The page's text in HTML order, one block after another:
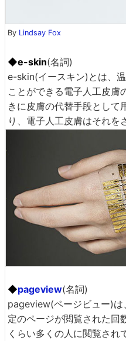
By Lindsay Fox
◆e-skin(名詞)
e-skin(イースキン)とは、
ことができる電子人工皮膚
きに皮膚の代替手段として
り、電子人工皮膚はそれを
◆pageview(名詞)
pageview(ページビュー)は
定のページが閲覧された回
くらい多くの人に閲覧され